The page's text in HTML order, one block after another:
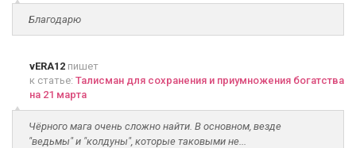
Благодарю
vERA12 пишет
к статье: Талисман для сохранения и приумножения богатства
на 21 марта
Чёрного мага очень сложно найти. В основном, везде
"ведьмы" и "колдуны", которые таковыми не...